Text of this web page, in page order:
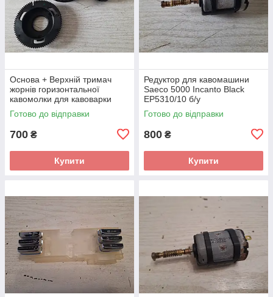
Основа + Верхній тримач
жорнів горизонтальної
кавомолки для кавоварки
Saeco 5000 Incanto Black
EP5310/10 б/у
Готово до відправки
700 ₴
Купити
Редуктор для кавомашини
Saeco 5000 Incanto Black
EP5310/10 б/у
Готово до відправки
800 ₴
Купити